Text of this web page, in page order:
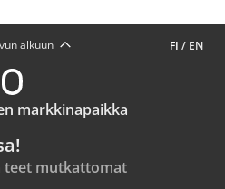
FI / EN
alkuun
markkinapaikka
teet mutkattomat